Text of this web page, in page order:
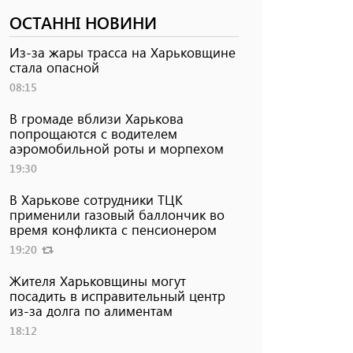
ОСТАННІ НОВИНИ
Из-за жары трасса на Харьковщине
стала опасной
08:15
В громаде вблизи Харькова
попрощаются с водителем
аэромобильной роты и морпехом
19:30
В Харькове сотрудники ТЦК
применили газовый баллончик во
время конфликта с пенсионером
19:20
Жителя Харьковщины могут
посадить в исправительный центр
из-за долга по алиментам
18:12